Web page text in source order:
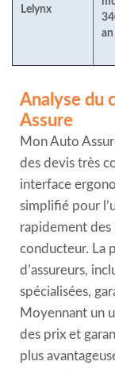
Lelynx
an
Analyse du
Assure
Mon Auto
des devis très
interface
simplifié pour
rapidement
conducteur. La
d’assureurs,
spécialisées,
Moyennant un
des prix et
plus